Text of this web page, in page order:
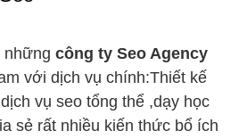
những công ty Seo Agency
với dịch vụ chính:Thiết kế
vụ seo tổng thể ,dạy học
sẻ rất nhiều kiến thức bổ ích